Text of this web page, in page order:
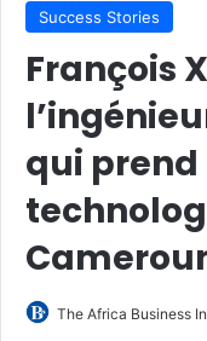
Success Stories
François
qui
The Africa Business